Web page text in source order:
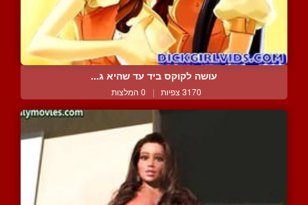
עושה לקוקס ביד עד שהיא ג...
3170 צפיות | 0 המלצות